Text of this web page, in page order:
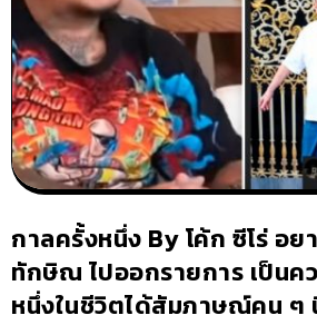
กาลครั้งหนึ่ง By โค้ก ซีโร่ อ
ทักษิณ ไปออกรายการ เป็นค
หนึ่งในชีวิตได้สัมภาษณ์คน ๆ